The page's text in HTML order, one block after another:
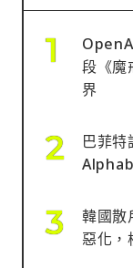
段《魔
界
巴菲
韓國散
惡化，